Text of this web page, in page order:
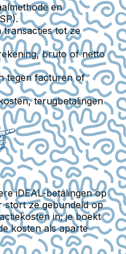
en
transacties tot ze
bruto of netto
tegen facturen of
terugbetalingen
iDEAL-betalingen op
stort ze gebundeld op
in; je boekt
kosten als aparte